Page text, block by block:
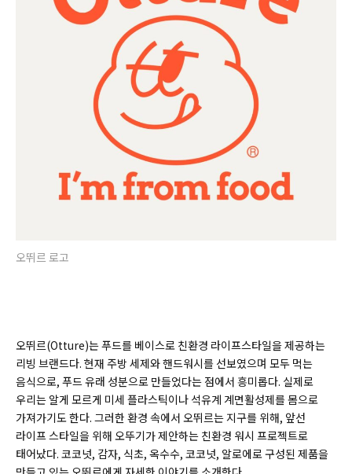
오뛰르 로고
오뛰르(Otture)는 푸드를 베이스로 친환경 라이프스타일을 제공하는
리빙 브랜드다. 현재 주방 세제와 핸드워시를 선보였으며 모두 먹는
음식으로, 푸드 유래 성분으로 만들었다는 점에서 흥미롭다. 실제로
우리는 알게 모르게 미세 플라스틱이나 석유계 계면활성제를 몸으로
가져가기도 한다. 그러한 환경 속에서 오뛰르는 지구를 위해, 앞선
라이프 스타일을 위해 오뚜기가 제안하는 친환경 워시 프로젝트로
태어났다. 코코넛, 감자, 식초, 옥수수, 코코넛, 알로에로 구성된 제품을